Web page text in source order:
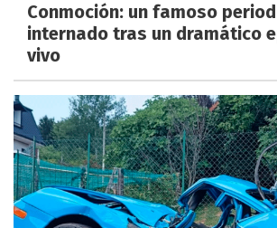
Conmoción: un famoso
internado tras un dramático
vivo